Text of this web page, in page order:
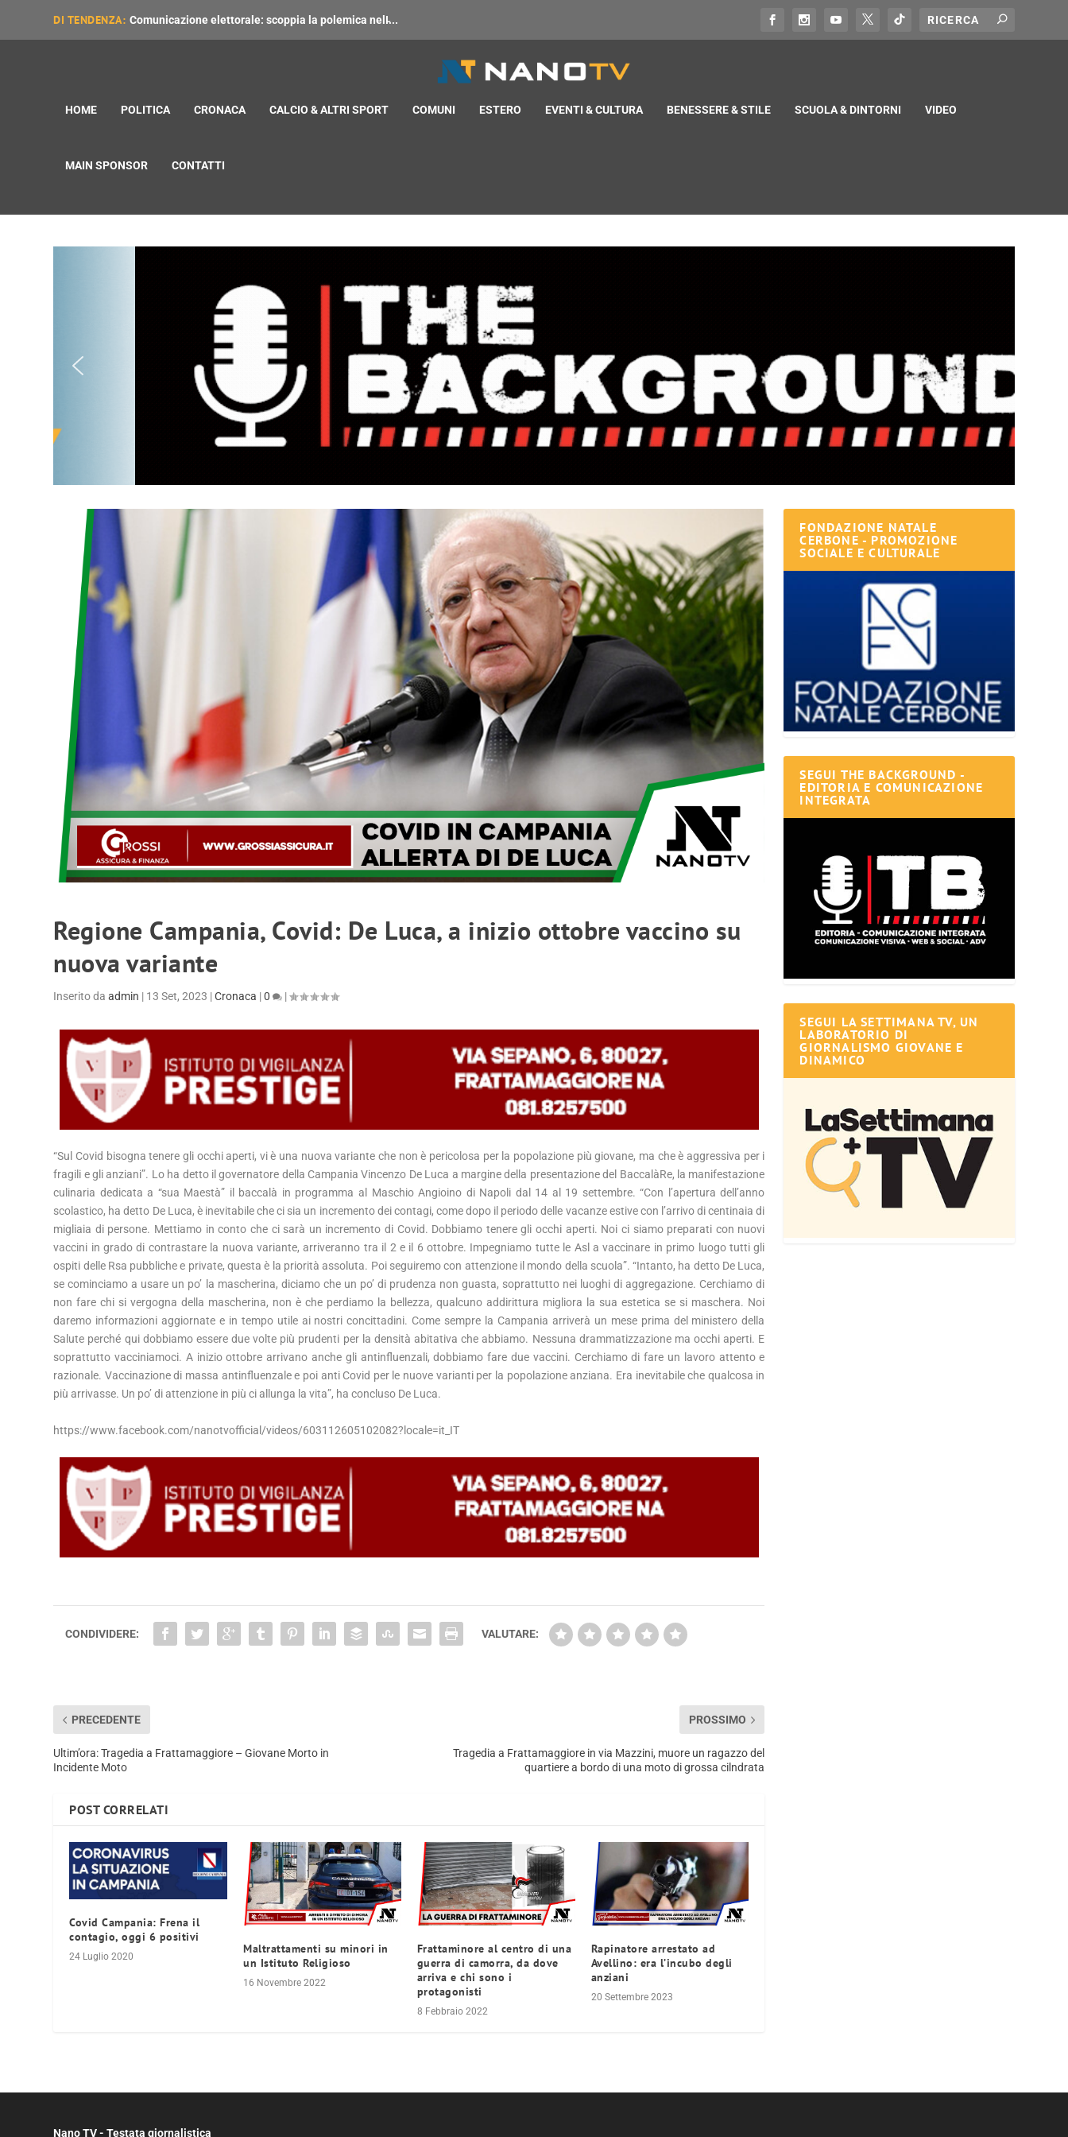
DI TENDENZA: Comunicazione elettorale: scoppia la polemica nell̵...
HOME POLITICA CRONACA CALCIO & ALTRI SPORT COMUNI ESTERO EVENTI & CULTURA BENESSERE & STILE SCUOLA & DINTORNI VIDEO
MAIN SPONSOR CONTATTI
Regione Campania, Covid: De Luca, a inizio ottobre vaccino su
nuova variante
Inserito daadmin | 13 Set, 2023 |Cronaca |0 |
“Sul Covid bisogna tenere gli occhi aperti, vi è una nuova variante che non è pericolosa per la popolazione più giovane, ma che è aggressiva per i
fragili e gli anziani”. Lo ha detto il governatore della Campania Vincenzo De Luca a margine della presentazione del BaccalàRe, la manifestazione
culinaria dedicata a “sua Maestà” il baccalà in programma al Maschio Angioino di Napoli dal 14 al 19 settembre. “Con l’apertura dell’anno
scolastico, ha detto De Luca, è inevitabile che ci sia un incremento dei contagi, come dopo il periodo delle vacanze estive con l’arrivo di centinaia di
migliaia di persone. Mettiamo in conto che ci sarà un incremento di Covid. Dobbiamo tenere gli occhi aperti. Noi ci siamo preparati con nuovi
vaccini in grado di contrastare la nuova variante, arriveranno tra il 2 e il 6 ottobre. Impegniamo tutte le Asl a vaccinare in primo luogo tutti gli
ospiti delle Rsa pubbliche e private, questa è la priorità assoluta. Poi seguiremo con attenzione il mondo della scuola”. “Intanto, ha detto De Luca,
se cominciamo a usare un po’ la mascherina, diciamo che un po’ di prudenza non guasta, soprattutto nei luoghi di aggregazione. Cerchiamo di
non fare chi si vergogna della mascherina, non è che perdiamo la bellezza, qualcuno addirittura migliora la sua estetica se si maschera. Noi
daremo informazioni aggiornate e in tempo utile ai nostri concittadini. Come sempre la Campania arriverà un mese prima del ministero della
Salute perché qui dobbiamo essere due volte più prudenti per la densità abitativa che abbiamo. Nessuna drammatizzazione ma occhi aperti. E
soprattutto vacciniamoci. A inizio ottobre arrivano anche gli antinfluenzali, dobbiamo fare due vaccini. Cerchiamo di fare un lavoro attento e
razionale. Vaccinazione di massa antinfluenzale e poi anti Covid per le nuove varianti per la popolazione anziana. Era inevitabile che qualcosa in
più arrivasse. Un po’ di attenzione in più ci allunga la vita”, ha concluso De Luca.
https://www.facebook.com/nanotvofficial/videos/603112605102082?locale=it_IT
CONDIVIDERE: VALUTARE:
PRECEDENTE
Ultim’ora: Tragedia a Frattamaggiore – Giovane Morto in
Incidente Moto
PROSSIMO
Tragedia a Frattamaggiore in via Mazzini, muore un ragazzo del
quartiere a bordo di una moto di grossa cilndrata
POST CORRELATI
Covid Campania: Frena il
contagio, oggi 6 positivi
24 Luglio 2020
Maltrattamenti su minori in
un Istituto Religioso
16 Novembre 2022
Frattaminore al centro di una
guerra di camorra, da dove
arriva e chi sono i
protagonisti
8 Febbraio 2022
Rapinatore arrestato ad
Avellino: era l’incubo degli
anziani
20 Settembre 2023
FONDAZIONE NATALE
CERBONE - PROMOZIONE
SOCIALE E CULTURALE
SEGUI THE BACKGROUND -
EDITORIA E COMUNICAZIONE
INTEGRATA
SEGUI LA SETTIMANA TV, UN
LABORATORIO DI
GIORNALISMO GIOVANE E
DINAMICO
Nano TV - Testata giornalistica